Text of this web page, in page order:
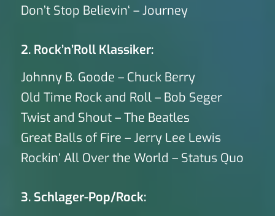
Don’t Stop Believin‘ – Journey
2. Rock’n’Roll Klassiker:
Johnny B. Goode – Chuck Berry
Old Time Rock and Roll – Bob Seger
Twist and Shout – The Beatles
Great Balls of Fire – Jerry Lee Lewis
Rockin‘ All Over the World – Status Quo
3. Schlager-Pop/Rock: